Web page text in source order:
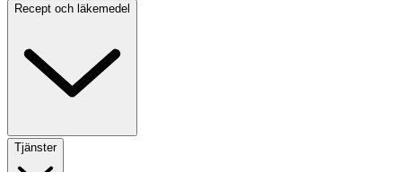
Recept och läkemedel
Tjänster